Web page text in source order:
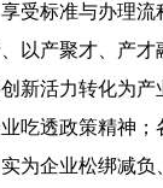
受标准与办理
以产聚才、产
新活力转化为
吃透政策精神
为企业松绑减负